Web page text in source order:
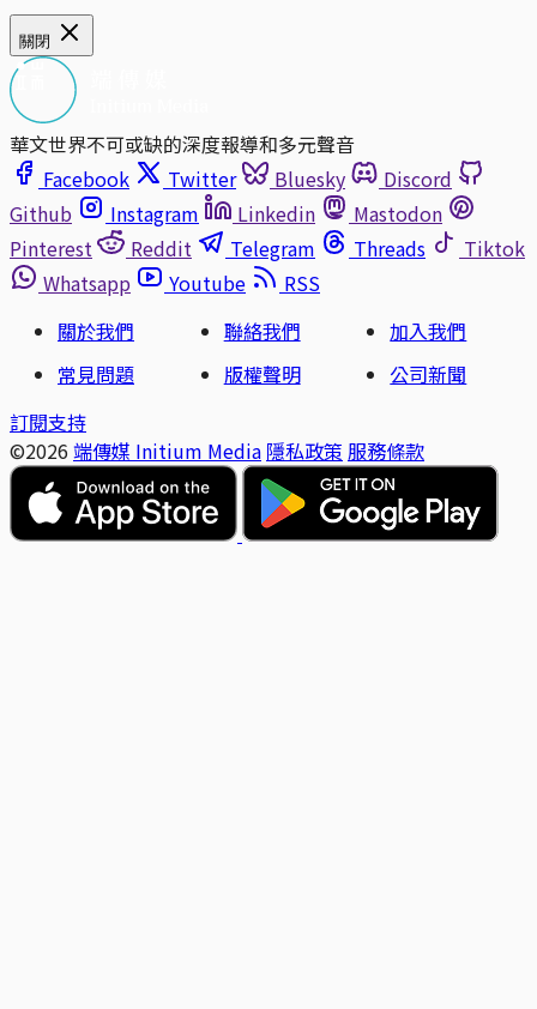
關閉
華文世界不可或缺的深度報導和多元聲音
Facebook
Twitter Bluesky
Discord
Github
Instagram Linkedin
Mastodon
Pinterest
Reddit Telegram Threads
Tiktok
Whatsapp
Youtube
RSS
關於我們
聯絡我們
加入我們
常見問題
版權聲明
公司新聞
訂閱支持
©2026 端傳媒 Initium Media 隱私政策 服務條款